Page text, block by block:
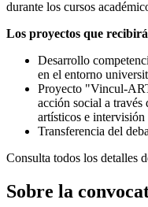
durante los cursos
Los proyectos que
Desarrollo
en el entorno
Proyecto "Vincul-
acción social a través
artísticos e
Transferencia del
Consulta todos los detalles
Sobre la